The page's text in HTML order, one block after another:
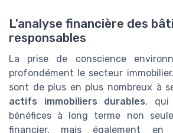
L'analyse financière des
responsables
La prise de conscience
profondément le secteur
sont de plus en plus nombreux à
actifs immobiliers durables, qui
bénéfices à long terme non
financier, mais également en